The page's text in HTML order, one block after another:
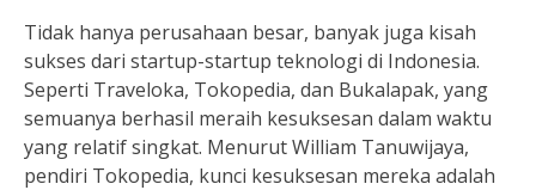
Tidak hanya perusahaan besar, banyak juga kisah
sukses dari startup-startup teknologi di Indonesia.
Seperti Traveloka, Tokopedia, dan Bukalapak, yang
semuanya berhasil meraih kesuksesan dalam waktu
yang relatif singkat. Menurut William Tanuwijaya,
pendiri Tokopedia, kunci kesuksesan mereka adalah